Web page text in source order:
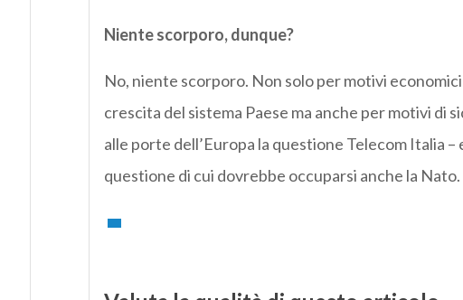
Niente scorporo, dunque?
No, niente scorporo. Non solo per motivi
crescita del sistema Paese ma anche per motivi di
alle porte dell’Europa la questione Telecom Italia
questione di cui dovrebbe occuparsi anche la Nato.